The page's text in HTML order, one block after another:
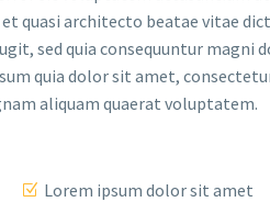
quasi architecto beatae vitae
sed quia consequuntur magni
quia dolor sit amet,
aliquam quaerat voluptatem.
Lorem ipsum dolor sit amet